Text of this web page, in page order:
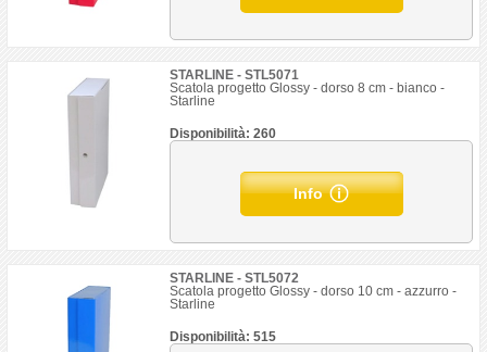
STARLINE - STL5071
Scatola progetto Glossy - dorso 8 cm - bianco -
Starline
Disponibilità: 260
Info
STARLINE - STL5072
Scatola progetto Glossy - dorso 10 cm - azzurro -
Starline
Disponibilità: 515